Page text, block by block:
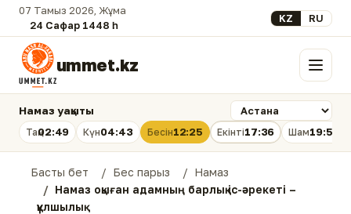
07 Тамыз 2026, Жұма
24 Сафар 1448 һ.
Select your
KZ RU
ummet.kz Мәзір
Намаз уақыты
Таң02:49 Күн04:43 Бесін12:25 Екінті17:36 Шам19:56
Басты бет Бес парыз
Намаз
Намаз оқыған адамның барлық іс-əрекеті –
құлшылық